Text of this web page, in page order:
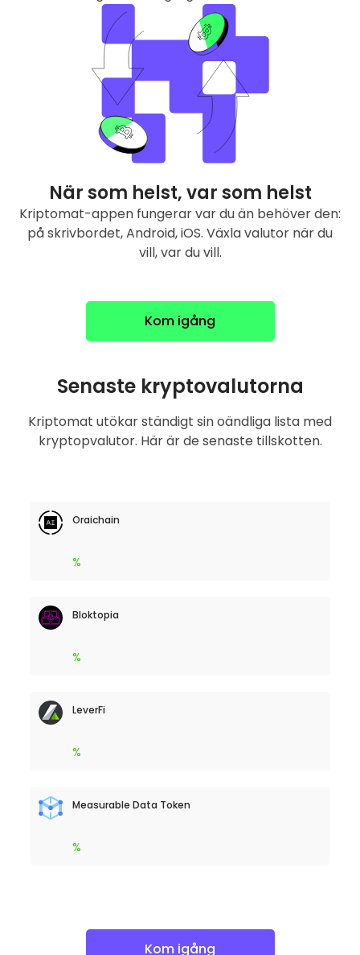
När som helst, var som helst
Kriptomat-appen fungerar var du än behöver den:
på skrivbordet, Android, iOS. Växla valutor när du
vill, var du vill.
Kom igång
Senaste kryptovalutorna
Kriptomat utökar ständigt sin oändliga lista med
kryptopvalutor. Här är de senaste tillskotten.
Oraichain
%
Bloktopia
%
LeverFi
%
Measurable Data Token
%
Kom igång